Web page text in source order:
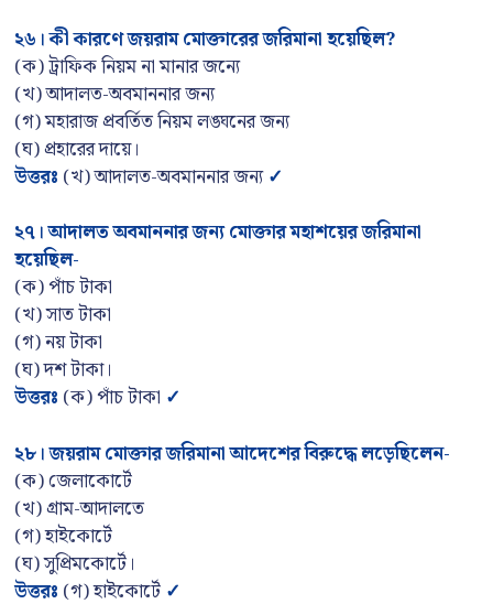
২৬। কী কারণে জয়রাম মোক্তারের জরিমানা হয়েছিল?
(ক) ট্রাফিক নিয়ম না মানার জন্যে
(খ) আদালত-অবমাননার জন্য
(গ) মহারাজ প্রবর্তিত নিয়ম লঙ্ঘনের জন্য
(ঘ) প্রহারের দায়ে।
উত্তরঃ (খ) আদালত-অবমাননার জন্য✓
২৭। আদালত অবমাননার জন্য মোক্তার মহাশয়ের জরিমানা
হয়েছিল-
(ক) পাঁচ টাকা
(খ) সাত টাকা
(গ) নয় টাকা
(ঘ) দশ টাকা।
উত্তরঃ (ক) পাঁচ টাকা ✓
২৮। জয়রাম মোক্তার জরিমানা আদেশের বিরুদ্ধে লড়েছিলেন-
(ক) জেলাকোর্টে
(খ) গ্রাম-আদালতে
(গ) হাইকোর্টে
(ঘ) সুপ্রিমকোর্টে।
উত্তরঃ (গ) হাইকোর্টে ✓